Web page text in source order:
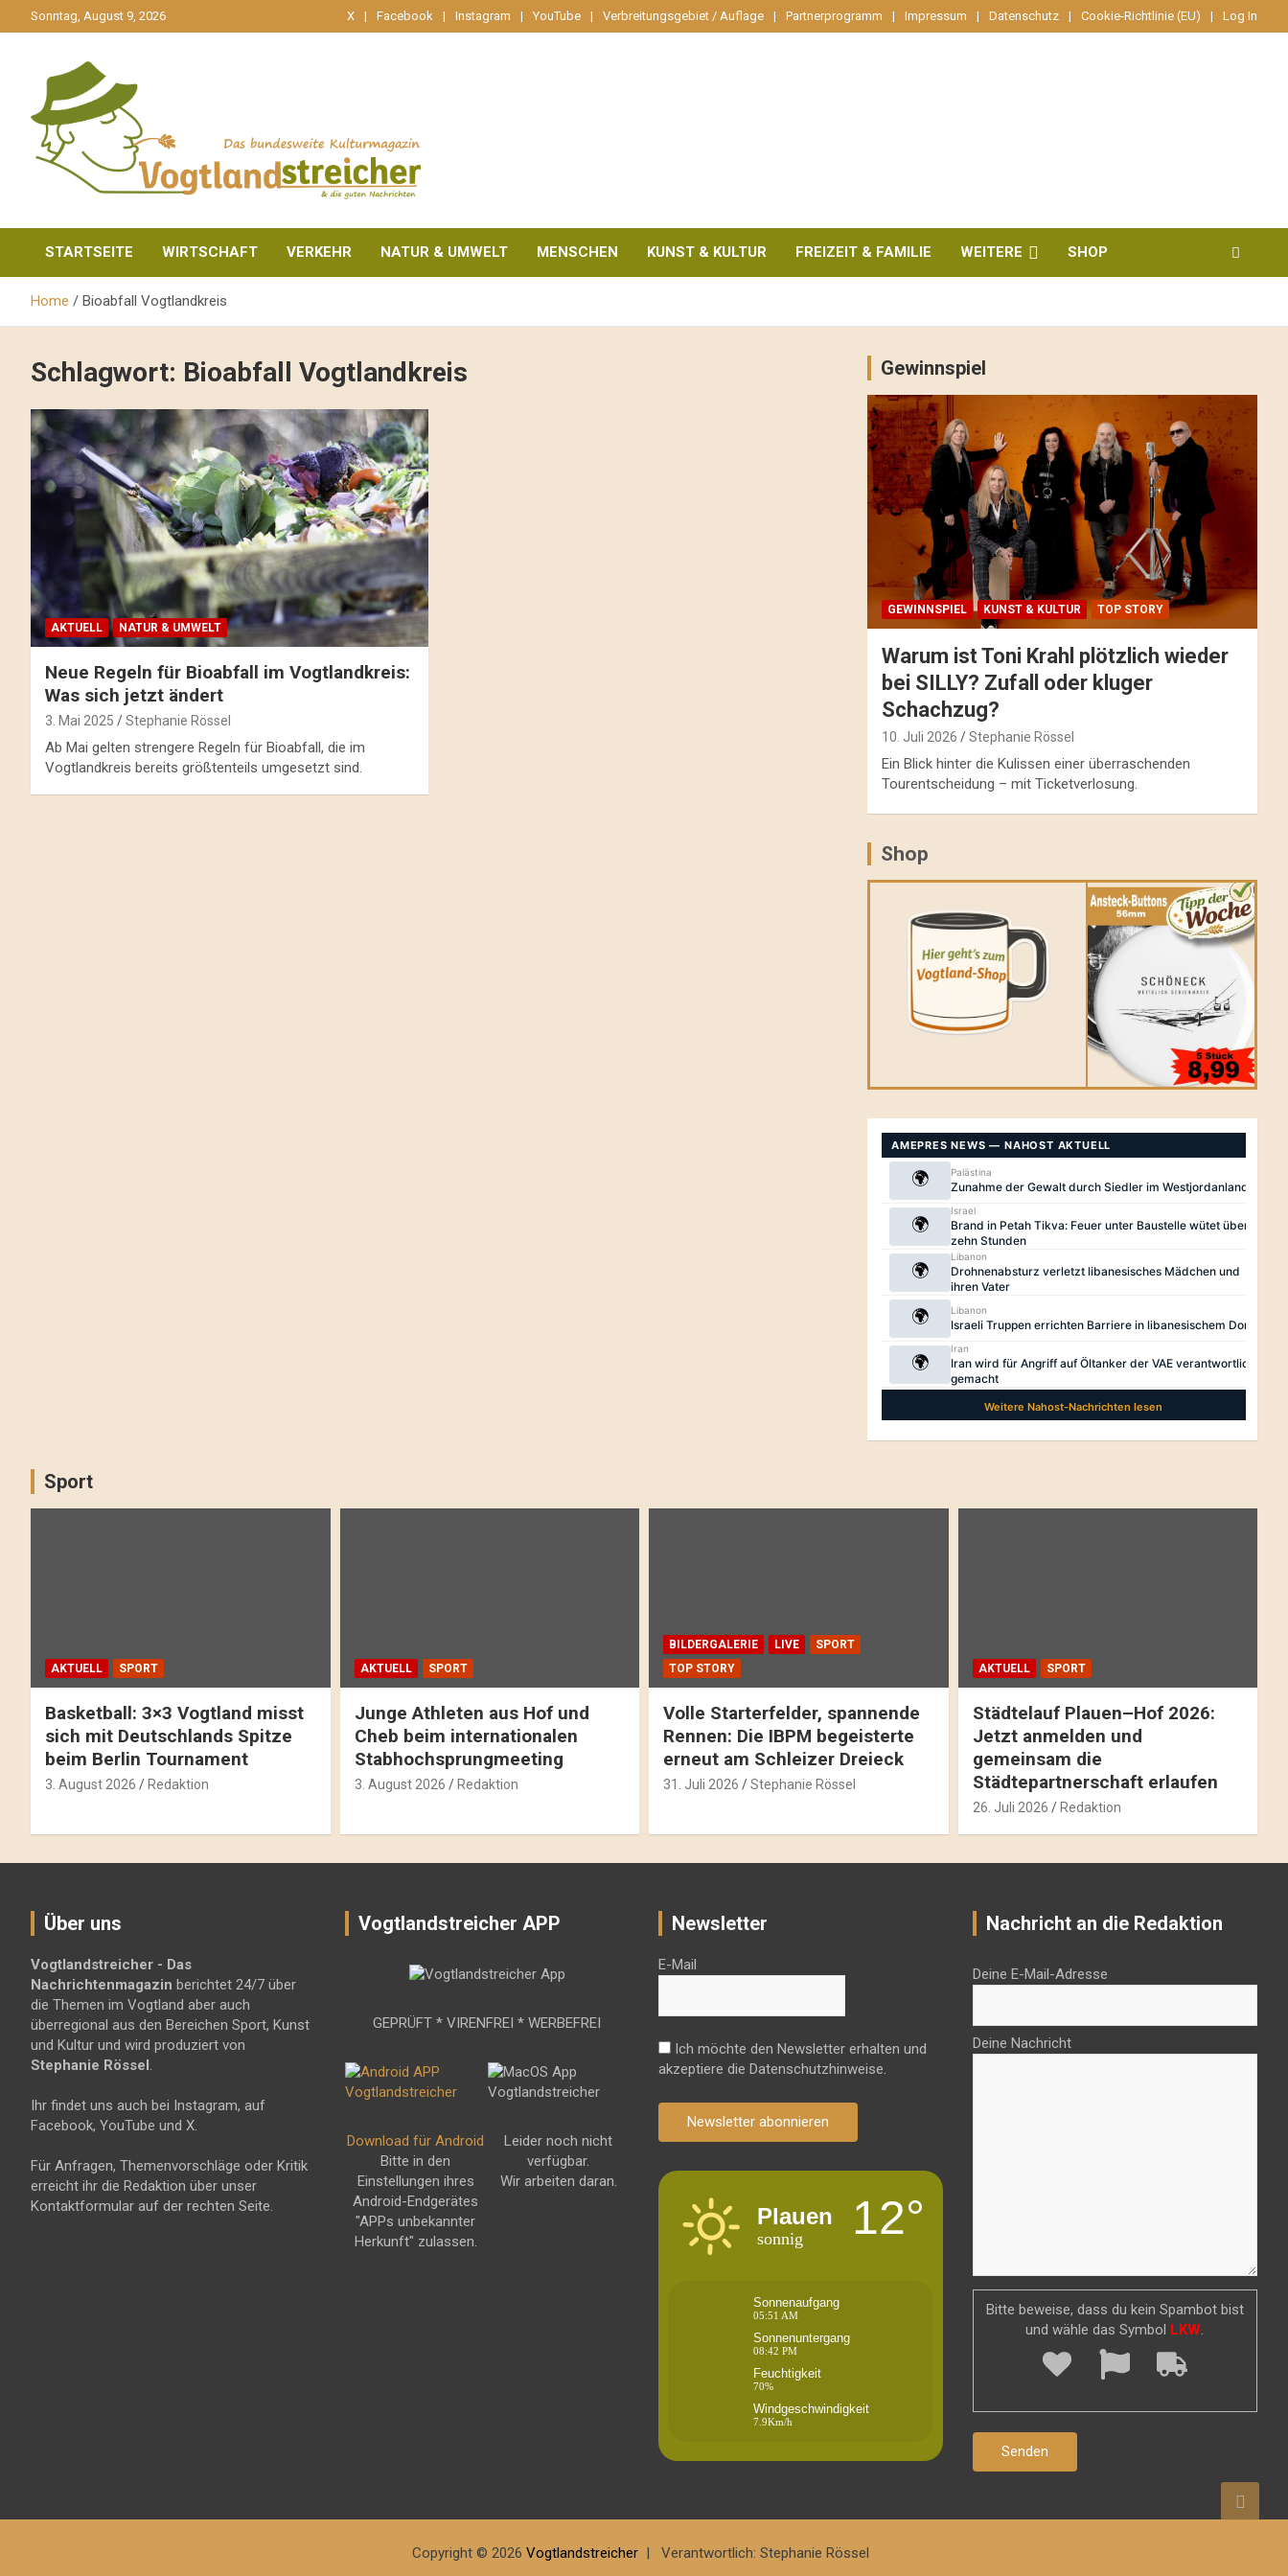
zum
Sonntag, August 9, 2026 X Facebook Instagram YouTube Verbreitungsgebiet / Auflage Partnerprogramm Impressum Datenschutz Cookie-Richtlinie (EU) Log In
Vogtlandstreicher
STARTSEITE WIRTSCHAFT VERKEHR NATUR & UMWELT MENSCHEN KUNST & KULTUR FREIZEIT & FAMILIE WEITERE SHOP
Home Bioabfall Vogtlandkreis
Schlagwort: Bioabfall Vogtlandkreis
AKTUELL NATUR & UMWELT
Neue Regeln für Bioabfall im Vogtlandkreis:
Was sich jetzt ändert
3. Mai 2025 Stephanie Rössel
Ab Mai gelten strengere Regeln für Bioabfall, die im
Vogtlandkreis bereits größtenteils umgesetzt sind.
Gewinnspiel
GEWINNSPIEL KUNST & KULTUR TOP STORY
Warum ist Toni Krahl plötzlich wieder
bei SILLY? Zufall oder kluger
Schachzug?
10. Juli 2026 Stephanie Rössel
Ein Blick hinter die Kulissen einer überraschenden
Tourentscheidung – mit Ticketverlosung.
Shop
Sport
AKTUELL SPORT
Basketball: 3×3 Vogtland misst
sich mit Deutschlands Spitze
beim Berlin Tournament
3. August 2026 Redaktion
AKTUELL SPORT
Junge Athleten aus Hof und
Cheb beim internationalen
Stabhochsprungmeeting
3. August 2026 Redaktion
BILDERGALERIE LIVE
SPORT
TOP STORY
Volle Starterfelder, spannende
Rennen: Die IBPM begeisterte
erneut am Schleizer Dreieck
31. Juli 2026 Stephanie Rössel
AKTUELL SPORT
Städtelauf Plauen–Hof 2026:
Jetzt anmelden und
gemeinsam die
Städtepartnerschaft erlaufen
26. Juli 2026 Redaktion
Über uns
Vogtlandstreicher - Das
Nachrichtenmagazin berichtet 24/7 über
die Themen im Vogtland aber auch
überregional aus den Bereichen Sport, Kunst
und Kultur und wird produziert von
Stephanie Rössel.
Ihr findet uns auch bei Instagram, auf
Facebook, YouTube und X.
Für Anfragen, Themenvorschläge oder Kritik
erreicht ihr die Redaktion über unser
Kontaktformular auf der rechten Seite.
Vogtlandstreicher APP
GEPRÜFT * VIRENFREI * WERBEFREI
Download für Android
Bitte in den
Einstellungen ihres
Android-Endgerätes
"APPs unbekannter
Herkunft" zulassen.
Leider noch nicht
verfügbar.
Wir arbeiten daran.
Newsletter
E-Mail
Ich möchte den Newsletter erhalten und
akzeptiere die Datenschutzhinweise.
Newsletter abonnieren
Plauen
sonnig 12°
Sonnenaufgang
05:51 AM
Sonnenuntergang
08:42 PM
Feuchtigkeit
70%
Windgeschwindigkeit
7.9Km/h
Nachricht an die Redaktion
Deine E-Mail-Adresse
Deine Nachricht
Bitte beweise, dass du kein Spambot bist
und wähle das Symbol LKW.
Copyright © 2026 Vogtlandstreicher Verantwortlich: Stephanie Rössel